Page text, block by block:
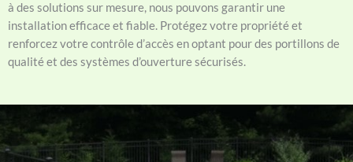
à des solutions sur mesure, nous pouvons garantir une
installation efficace et fiable. Protégez votre propriété et
renforcez votre contrôle d’accès en optant pour des portillons de
qualité et des systèmes d’ouverture sécurisés.